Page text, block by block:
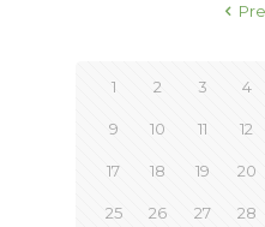
1 2 3 4
9 10 11 12
17 18 19 20
25 26 27 28